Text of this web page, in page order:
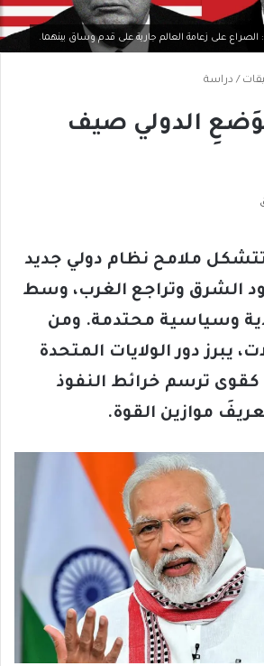
على زعامة العالم جارية على قدم وساق بينهما.
/ دراسة
الدولي صيف
صيف 2025، تتشكل ملامح نظام دولي جديد
الشرق وتراجع الغرب، وسط
وسياسية محتدمة. ومن
يبرز دور الولايات المتحدة
ترسم خرائط النفوذ
موازين القوة.